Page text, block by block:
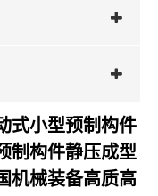
式小型预制构件
制构件静压成型
机械装备高质高